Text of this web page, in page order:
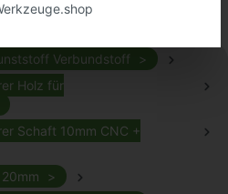
Verbundstoff
Holz für
Schaft 10mm CNC +